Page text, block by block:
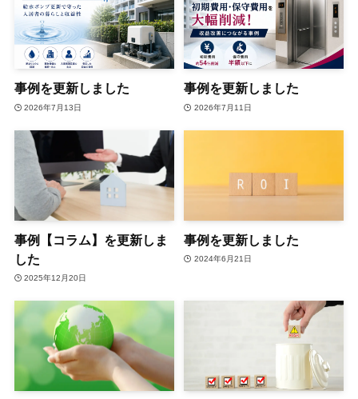
事例を更新しました
2026年7月13日
事例を更新しました
2026年7月11日
事例【コラム】を更新しま
した
2025年12月20日
事例を更新しました
2024年6月21日